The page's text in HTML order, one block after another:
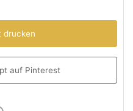
drucken
auf Pinterest